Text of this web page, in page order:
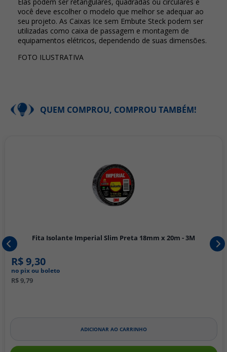
você deve escolher o modelo que melhor se adequar ao
seu projeto. As Caixas Ice sem Embute Steck podem ser
utilizadas como caixa de passagem e montagem de
equipamentos elétricos, dependendo de suas dimensões.
FOTO ILUSTRATIVA
QUEM COMPROU, COMPROU TAMBÉM!
Fita Isolante Imperial Slim Preta 18mm x 20m - 3M
R$ 9,30
no pix ou boleto
R$ 9,79
ADICIONAR AO CARRINHO